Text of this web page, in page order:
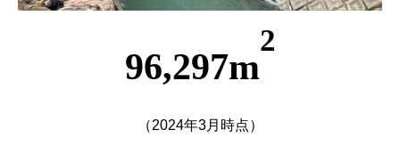
96,297m
2
（2024年3月時点）